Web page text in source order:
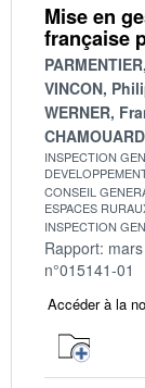
Mise en
française
VINCON,
WERNER,
INSPECTION
CONSEIL
ESPACES
INSPECTION
Rapport:
n°015141-01
Accéder à la